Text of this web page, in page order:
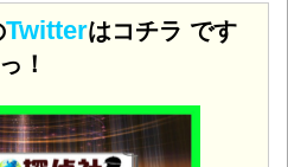
Twitterはコチラ です
っ！